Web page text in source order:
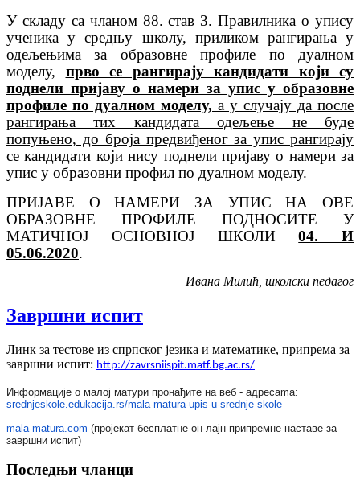
У складу са чланом 88. став 3. Правилника о упису
ученика у средњу школу, приликом рангирања у
одељењима за образовне профиле по дуалном
моделу, прво се рангирају кандидати који су
поднели пријаву о намери за упис у образовне
профиле по дуалном моделу, а у случају да после
рангирања тих кандидата одељење не буде
попуњено, до броја предвиђеног за упис рангирају
се кандидати који нису поднели пријавуо намери за
упис у образовни профил по дуалном моделу.
ПРИЈАВЕ О НАМЕРИ ЗА УПИС НА ОВЕ
ОБРАЗОВНЕ ПРОФИЛЕ ПОДНОСИТЕ У
МАТИЧНОЈ ОСНОВНОЈ ШКОЛИ04. И
05.06.2020.
Ивана Милић, школски педагог
Завршни испит
Линк за тестове из спрпског језика и математике, припрема за
завршни испит: http://zavrsniispit.matf.bg.ac.rs/
Информације о малој матури пронађите на веб - адресama:
srednjeskole.edukacija.rs/mala-matura-upis-u-srednje-skole
mala-matura.com (пројекат бесплатне он-лајн припремне наставе за
завршни испит)
Последњи чланци